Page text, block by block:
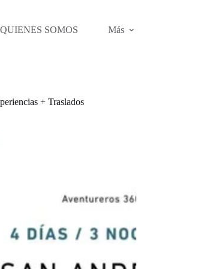
QUIENES SOMOS Más
+ Traslados